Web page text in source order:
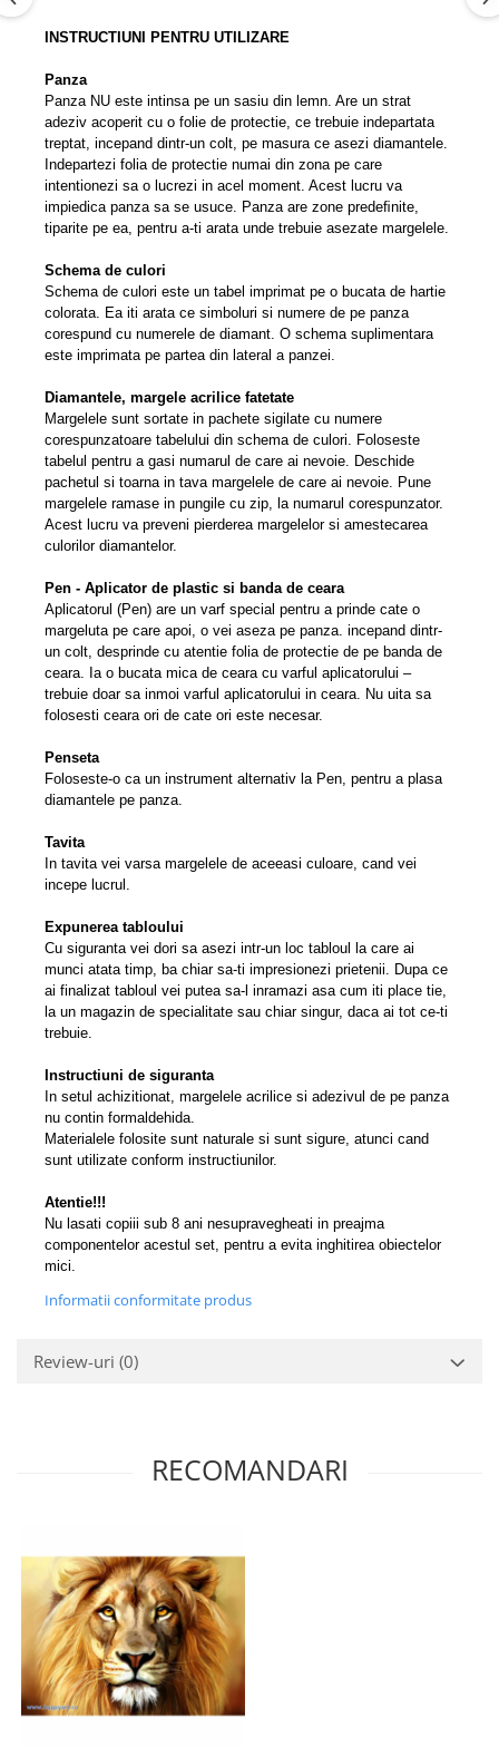
INSTRUCTIUNI PENTRU UTILIZARE
Panza
Panza NU este intinsa pe un sasiu din lemn. Are un strat
adeziv acoperit cu o folie de protectie, ce trebuie indepartata
treptat, incepand dintr-un colt, pe masura ce asezi diamantele.
Indepartezi folia de protectie numai din zona pe care
intentionezi sa o lucrezi in acel moment. Acest lucru va
impiedica panza sa se usuce. Panza are zone predeﬁnite,
tiparite pe ea, pentru a-ti arata unde trebuie asezate margelele.
Schema de culori
Schema de culori este un tabel imprimat pe o bucata de hartie
colorata. Ea iti arata ce simboluri si numere de pe panza
corespund cu numerele de diamant. O schema suplimentara
este imprimata pe partea din lateral a panzei.
Diamantele, margele acrilice fatetate
Margelele sunt sortate in pachete sigilate cu numere
corespunzatoare tabelului din schema de culori. Foloseste
tabelul pentru a gasi numarul de care ai nevoie. Deschide
pachetul si toarna in tava margelele de care ai nevoie. Pune
margelele ramase in pungile cu zip, la numarul corespunzator.
Acest lucru va preveni pierderea margelelor si amestecarea
culorilor diamantelor.
Pen - Aplicator de plastic si banda de ceara
Aplicatorul (Pen) are un varf special pentru a prinde cate o
margeluta pe care apoi, o vei aseza pe panza. incepand dintr-
un colt, desprinde cu atentie folia de protectie de pe banda de
ceara. Ia o bucata mica de ceara cu varful aplicatorului –
trebuie doar sa inmoi varful aplicatorului in ceara. Nu uita sa
folosesti ceara ori de cate ori este necesar.
Penseta
Foloseste-o ca un instrument alternativ la Pen, pentru a plasa
diamantele pe panza.
Tavita
In tavita vei varsa margelele de aceeasi culoare, cand vei
incepe lucrul.
Expunerea tabloului
Cu siguranta vei dori sa asezi intr-un loc tabloul la care ai
munci atata timp, ba chiar sa-ti impresionezi prietenii. Dupa ce
ai finalizat tabloul vei putea sa-l inramazi asa cum iti place tie,
la un magazin de specialitate sau chiar singur, daca ai tot ce-ti
trebuie.
Instructiuni de siguranta
In setul achizitionat, margelele acrilice si adezivul de pe panza
nu contin formaldehida.
Materialele folosite sunt naturale si sunt sigure, atunci cand
sunt utilizate conform instructiunilor.
Atentie!!!
Nu lasati copiii sub 8 ani nesupravegheati in preajma
componentelor acestul set, pentru a evita inghitirea obiectelor
mici.
Informatii conformitate produs
Review-uri (0)
RECOMANDARI